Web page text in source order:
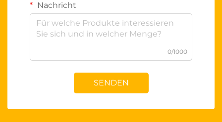
Nachricht
0/1000
SENDEN